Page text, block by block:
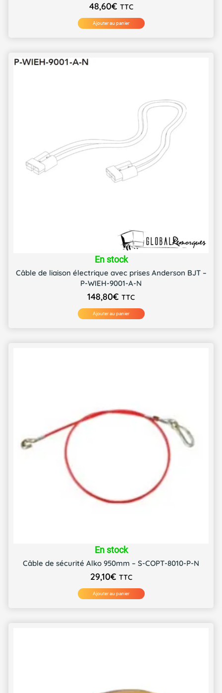
48,60€ TTC
Ajouter au panier
En stock
Câble de liaison électrique avec prises Anderson BJT –
P-WIEH-9001-A-N
148,80€ TTC
Ajouter au panier
En stock
Câble de sécurité Alko 950mm – S-COPT-8010-P-N
29,10€ TTC
Ajouter au panier